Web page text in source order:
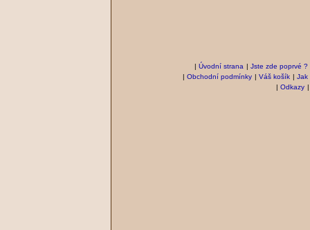
| Úvodní strana | Jste zde poprvé ?
| Obchodní podmínky | Váš košík | Jak
| Odkazy